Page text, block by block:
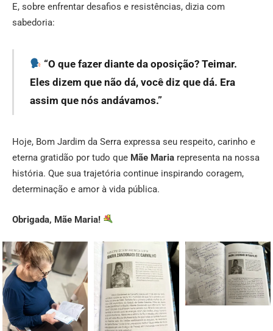
E, sobre enfrentar desafios e resistências, dizia com
sabedoria:
“O que fazer diante da oposição? Teimar.
Eles dizem que não dá, você diz que dá. Era
assim que nós andávamos.”
Hoje, Bom Jardim da Serra expressa seu respeito, carinho e
eterna gratidão por tudo que Mãe Maria representa na nossa
história. Que sua trajetória continue inspirando coragem,
determinação e amor à vida pública.
Obrigada, Mãe Maria!